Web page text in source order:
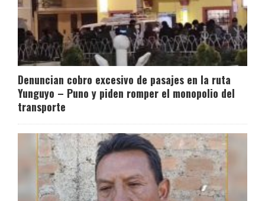
Denuncian cobro excesivo de pasajes en la ruta
Yunguyo – Puno y piden romper el monopolio del
transporte